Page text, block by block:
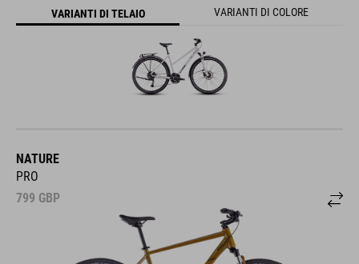
VARIANTI DI TELAIO VARIANTI DI COLORE
NATURE
PRO
799 GBP